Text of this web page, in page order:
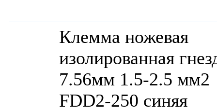
Клемма ножевая
изолированная
7.56мм 1.5-2.5 мм2
FDD2-250 синяя